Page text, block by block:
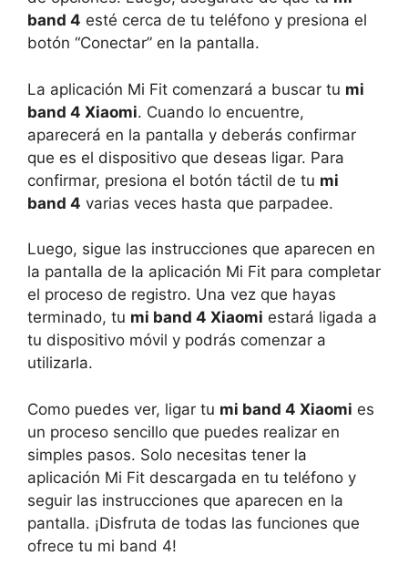
band 4 esté cerca de tu teléfono y presiona el
botón “Conectar” en la pantalla.
La aplicación Mi Fit comenzará a buscar tu mi
band 4 Xiaomi. Cuando lo encuentre,
aparecerá en la pantalla y deberás confirmar
que es el dispositivo que deseas ligar. Para
confirmar, presiona el botón táctil de tu mi
band 4 varias veces hasta que parpadee.
Luego, sigue las instrucciones que aparecen en
la pantalla de la aplicación Mi Fit para completar
el proceso de registro. Una vez que hayas
terminado, tu mi band 4 Xiaomi estará ligada a
tu dispositivo móvil y podrás comenzar a
utilizarla.
Como puedes ver, ligar tu mi band 4 Xiaomi es
un proceso sencillo que puedes realizar en
simples pasos. Solo necesitas tener la
aplicación Mi Fit descargada en tu teléfono y
seguir las instrucciones que aparecen en la
pantalla. ¡Disfruta de todas las funciones que
ofrece tu mi band 4!